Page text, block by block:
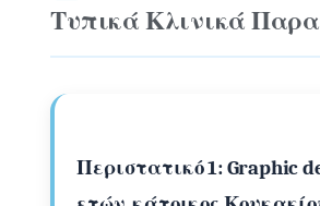
Τυπικά Κλινικά
Περιστατικό 1: Graphic